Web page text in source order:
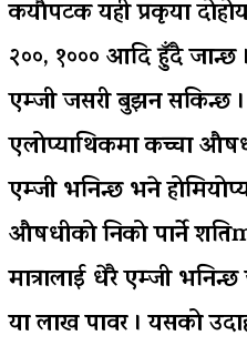
कयौपटक यही प्रकृया
२००, १००० आदि हुँदै जान्छ
एम्जी जसरी बुझन सकिन्छ
एलोप्याथिकमा कच्चा
एम्जी भनिन्छ भने
औषधीको निको पार्ने
मात्रालाई धेरै एम्जी
या लाख पावर । यसको